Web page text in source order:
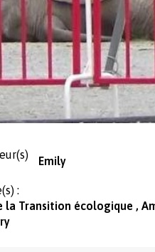
Emily
:
la Transition écologique ,